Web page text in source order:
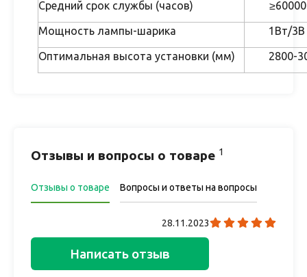
Средний срок службы (часов) ≥60000
Мощность лампы-шарика 1Вт/3В
Оптимальная высота установки (мм) 2800-
Отзывы и вопросы о товаре 1
Отзывы о товаре Вопросы и ответы на вопросы
28.11.2023
Написать отзыв